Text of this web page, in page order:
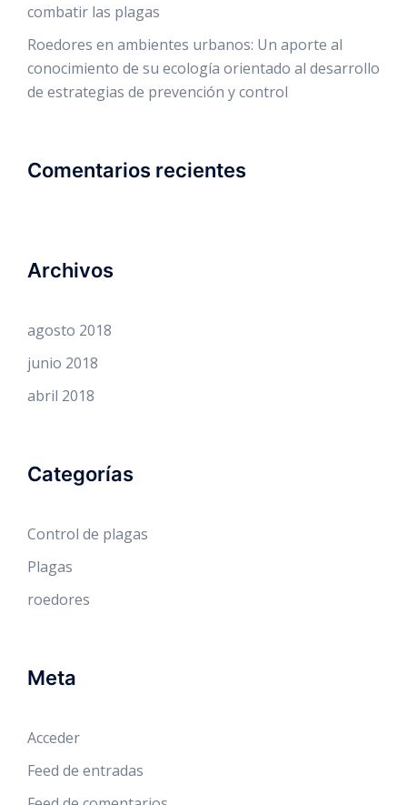
combatir las plagas
Roedores en ambientes urbanos: Un aporte al
conocimiento de su ecología orientado al desarrollo
de estrategias de prevención y control
Comentarios recientes
Archivos
agosto 2018
junio 2018
abril 2018
Categorías
Control de plagas
Plagas
roedores
Meta
Acceder
Feed de entradas